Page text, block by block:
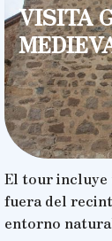
VISITA
El tour incluye
fuera del
entorno